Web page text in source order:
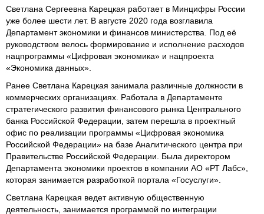
Светлана Сергеевна Карецкая работает в Минцифры России
уже более шести лет. В августе 2020 года возглавила
Департамент экономики и финансов министерства. Под её
руководством велось формирование и исполнение расходов
нацпрограммы «Цифровая экономика» и нацпроекта
«Экономика данных».
Ранее Светлана Карецкая занимала различные должности в
коммерческих организациях. Работала в Департаменте
стратегического развития финансового рынка Центрального
банка Российской Федерации, затем перешла в проектный
офис по реализации программы «Цифровая экономика
Российской Федерации» на базе Аналитического центра при
Правительстве Российской Федерации. Была директором
Департамента экономики проектов в компании АО «РТ Лабс»,
которая занимается разработкой портала «Госуслуги».
Светлана Карецкая ведет активную общественную
деятельность, занимается программой по интеграции